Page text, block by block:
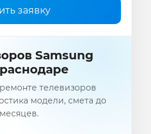
заявку
Samsung
телевизоров
модели, смета до